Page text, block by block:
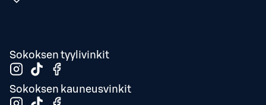
Sokoksen tyylivinkit
Sokoksen kauneusvinkit